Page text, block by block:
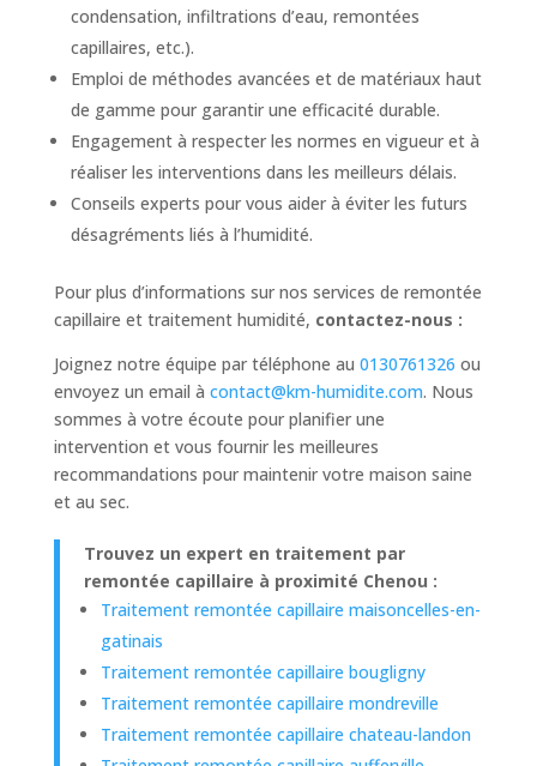
condensation, infiltrations d’eau, remontées
capillaires, etc.).
Emploi de méthodes avancées et de matériaux haut
de gamme pour garantir une efficacité durable.
Engagement à respecter les normes en vigueur et à
réaliser les interventions dans les meilleurs délais.
Conseils experts pour vous aider à éviter les futurs
désagréments liés à l’humidité.
Pour plus d’informations sur nos services de remontée
capillaire et traitement humidité, contactez-nous :
Joignez notre équipe par téléphone au 0130761326 ou
envoyez un email à contact@km-humidite.com. Nous
sommes à votre écoute pour planifier une
intervention et vous fournir les meilleures
recommandations pour maintenir votre maison saine
et au sec.
Trouvez un expert en traitement par
remontée capillaire à proximité Chenou :
Traitement remontée capillaire maisoncelles-en-
gatinais
Traitement remontée capillaire bougligny
Traitement remontée capillaire mondreville
Traitement remontée capillaire chateau-landon